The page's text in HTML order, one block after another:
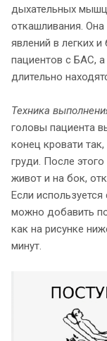
дыхательных
откашливания.
явлений в легких
пациентов с БАС,
длительно
Техника
головы пациента
конец кровати
груди. После
живот и на бок,
Если
можно добавить
как на рисунке
минут.